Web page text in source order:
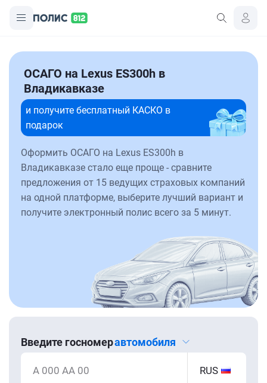
ОСАГО на Lexus ES300h в
Владикавказе
и получите бесплатный КАСКО в
подарок
Оформить ОСАГО на Lexus ES300h в
Владикавказе стало еще проще - сравните
предложения от 15 ведущих страховых компаний
на одной платформе, выберите лучший вариант и
получите электронный полис всего за 5 минут.
Введите госномеравтомобиля
А 000 АА 00 RUS